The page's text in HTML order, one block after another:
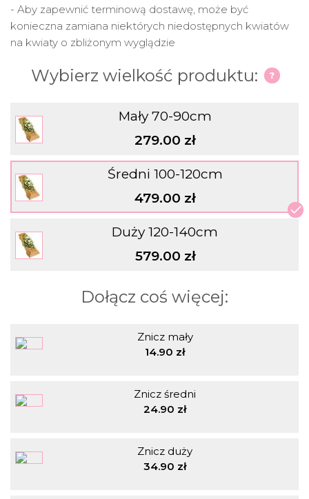
- Aby zapewnić terminową dostawę, może być
konieczna zamiana niektórych niedostępnych kwiatów
na kwiaty o zbliżonym wyglądzie
Wybierz wielkość produktu:
Mały 70-90cm
279.00 zł
Średni 100-120cm
479.00 zł
Duży 120-140cm
579.00 zł
Dołącz coś więcej:
Znicz mały
14.90 zł
Znicz średni
24.90 zł
Znicz duży
34.90 zł